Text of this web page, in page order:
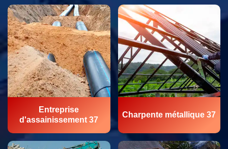
Entreprise
d'assainissement 37
Charpente métallique 37